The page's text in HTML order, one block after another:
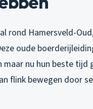
rond Hamersveld-
oude
nu hun beste tijd
flink bewegen door